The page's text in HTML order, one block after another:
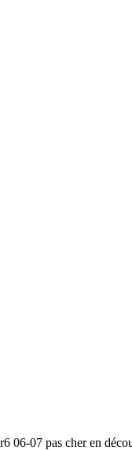
06-07 pas cher en